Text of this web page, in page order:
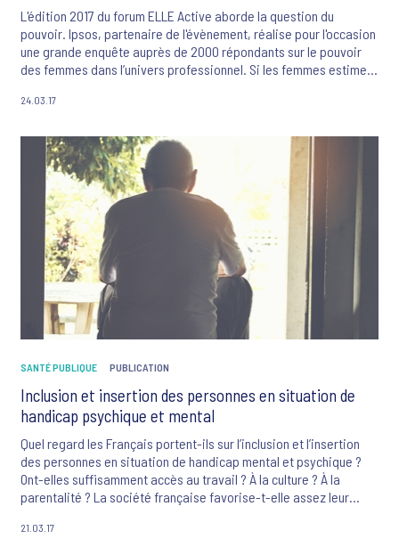
L'édition 2017 du forum ELLE Active aborde la question du
pouvoir. Ipsos, partenaire de l'évènement, réalise pour l'occasion
une grande enquête auprès de 2000 répondants sur le pouvoir
des femmes dans l’univers professionnel. Si les femmes estiment
responsabilités, beaucoup disent rechigner devant des
toujours très attrayante.
24.03.17
SANTÉ PUBLIQUE PUBLICATION
Inclusion et insertion des personnes en situation de
handicap psychique et mental
Quel regard les Français portent-ils sur l’inclusion et l’insertion
des personnes en situation de handicap mental et psychique ?
Ont-elles suffisamment accès au travail ? À la culture ? À la
parentalité ? La société française favorise-t-elle assez leur
21.03.17